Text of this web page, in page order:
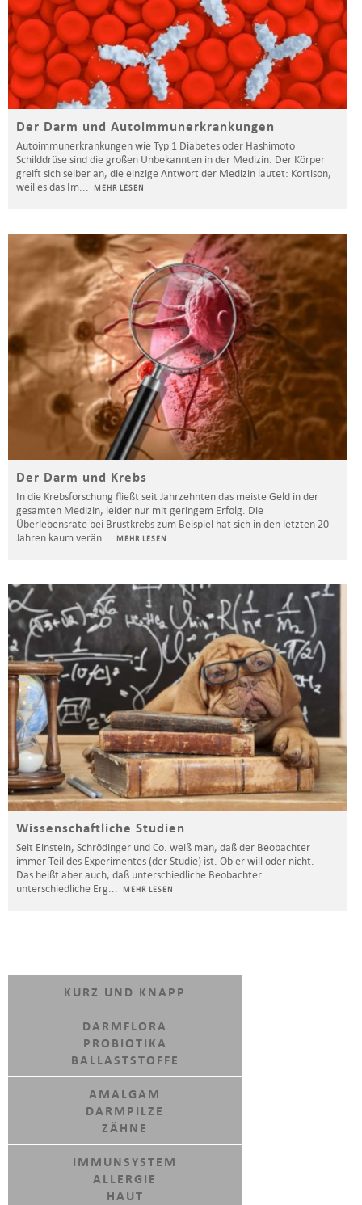
Der Darm und Autoimmunerkrankungen
Autoimmunerkrankungen wie Typ 1 Diabetes oder Hashimoto
Schilddrüse sind die großen Unbekannten in der Medizin. Der Körper
greift sich selber an, die einzige Antwort der Medizin lautet: Kortison,
weil es das Im... MEHR LESEN
Der Darm und Krebs
In die Krebsforschung fließt seit Jahrzehnten das meiste Geld in der
gesamten Medizin, leider nur mit geringem Erfolg. Die
Überlebensrate bei Brustkrebs zum Beispiel hat sich in den letzten 20
Jahren kaum verän... MEHR LESEN
Wissenschaftliche Studien
Seit Einstein, Schrödinger und Co. weiß man, daß der Beobachter
immer Teil des Experimentes (der Studie) ist. Ob er will oder nicht.
Das heißt aber auch, daß unterschiedliche Beobachter
unterschiedliche Erg... MEHR LESEN
KURZ UND KNAPP
DARMFLORA
PROBIOTIKA
BALLASTSTOFFE
AMALGAM
DARMPILZE
ZÄHNE
IMMUNSYSTEM
ALLERGIE
HAUT